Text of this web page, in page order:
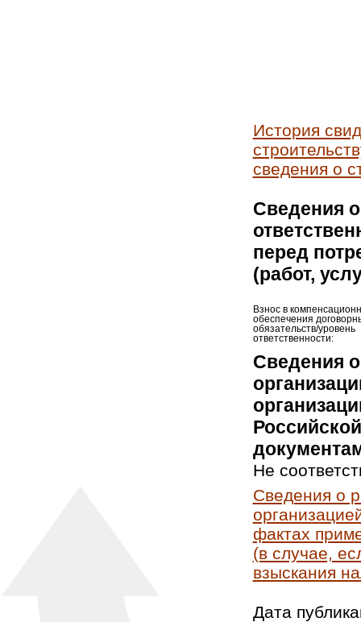
История
сведения о
Сведения
перед
(работ,
Взнос в
обеспечения
обязательств/уровень
ответственности:
Сведения
Не
Сведения о
фактах
(в случае,
взыскания
Дата